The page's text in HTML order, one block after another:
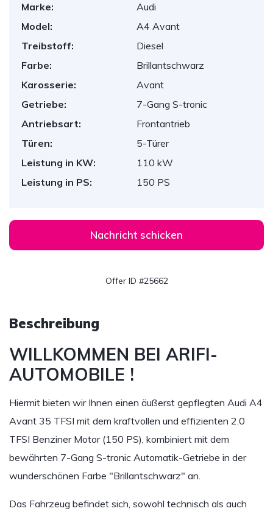
Marke:
Audi
Model:
A4 Avant
Treibstoff:
Diesel
Farbe:
Brillantschwarz
Karosserie:
Avant
Getriebe:
7-Gang S-tronic
Antriebsart:
Frontantrieb
Türen:
5-Türer
Leistung in KW:
110 kW
Leistung in PS:
150 PS
Nachricht schicken
Offer ID #25662
Beschreibung
WILLKOMMEN BEI ARIFI-
AUTOMOBILE !
Hiermit bieten wir Ihnen einen äußerst gepflegten Audi A4
Avant 35 TFSI mit dem kraftvollen und effizienten 2.0
TFSI Benziner Motor (150 PS), kombiniert mit dem
bewährten 7-Gang S-tronic Automatik-Getriebe in der
wunderschönen Farbe "Brillantschwarz" an.
Das Fahrzeug befindet sich, sowohl technisch als auch